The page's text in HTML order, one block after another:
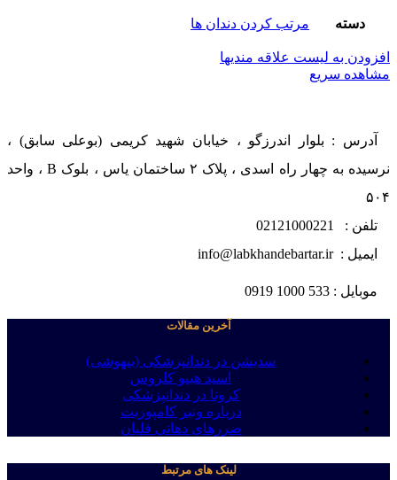
دسته مرتب کردن دندان ها
افزودن به لیست علاقه مندیها
مشاهده سریع
آدرس : بلوار اندرزگو ، خیابان شهید کریمی (بوعلی سابق) ،
نرسیده به چهار راه اسدی ، پلاک ۲ ساختمان یاس ، بلوک B ، واحد
۵۰۴
تلفن : 02121000221
ایمیل : info@labkhandebartar.ir
موبایل : 533 1000 0919
آخرین مقالات
سدیشن در دندانپزشکی (بیهوشی)
اسید هیپو کلروس
کرونا در دندانپزشکی
درباره ونیر کامپوزیت
ضررهای دهانی قلیان
لینک های مرتبط